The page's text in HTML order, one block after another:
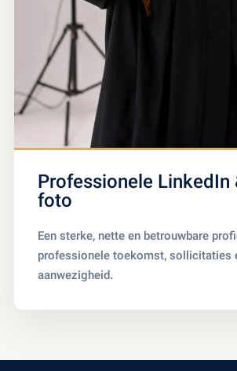
Professionele LinkedIn
foto
Een sterke, nette en betrouwbare
professionele toekomst, sollicitaties
aanwezigheid.